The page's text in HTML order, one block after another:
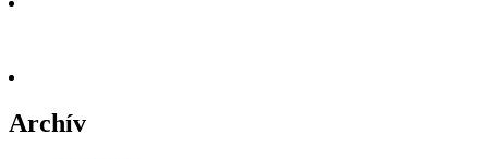
Archív